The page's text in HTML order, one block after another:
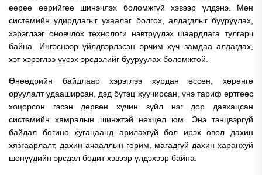
өөрөө өөрийгөө шинэчлэх боломжгүй хэвээр үлдэнэ. Мөн
системийн удирдлагыг ухаалаг болгох, алдагдлыг бууруулах,
хэрэглээг оновчлох технологи нэвтрүүлэх шаардлага тулгарч
байна. Ингэснээр үйлдвэрлэсэн эрчим хүч замдаа алдагдах,
хэт хэрэглээ үүсэх эрсдэлийг бууруулах боломжтой.
Өнөөдрийн байдлаар хэрэглээ хурдан өссөн, хөрөнгө
оруулалт удааширсан, дэд бүтэц хуучирсан, үнэ тариф өртгөөс
хоцорсон гэсэн дөрвөн хүчин зүйл нэг дор давхацсан
системийн хямралын шинжтэй нөхцөл юм. Энэ тэнцвэргүй
байдал богино хугацаанд арилахгүй бол ирэх өвөл дахин
хязгаарлалт, дахин ачааллын горим, магадгүй дахин харанхуй
шөнүүдийн эрсдэл бодит хэвээр үлдэхээр байна.